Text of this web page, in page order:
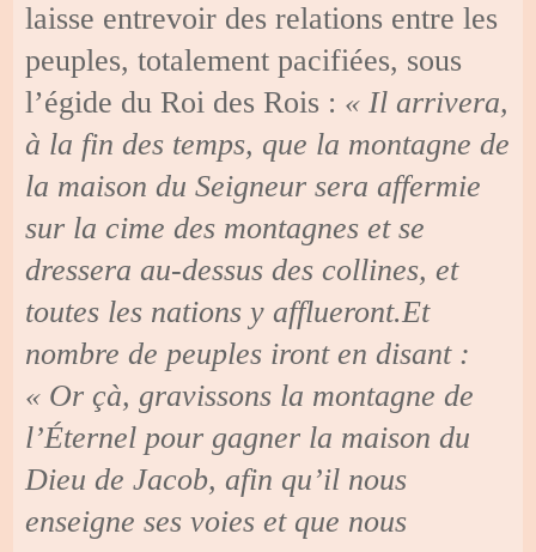
laisse entrevoir des relations entre les
peuples, totalement pacifiées, sous
l’égide du Roi des Rois : « Il arrivera,
à la fin des temps, que la montagne de
la maison du Seigneur sera affermie
sur la cime des montagnes et se
dressera au-dessus des collines, et
toutes les nations y afflueront.Et
nombre de peuples iront en disant :
« Or çà, gravissons la montagne de
l’Éternel pour gagner la maison du
Dieu de Jacob, afin qu’il nous
enseigne ses voies et que nous